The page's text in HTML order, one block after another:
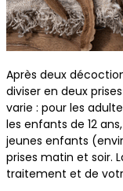
Après deux
diviser en deux
varie : pour les
les enfants de 12
jeunes enfants
prises matin et soir.
traitement et de